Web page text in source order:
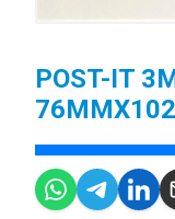
POST-IT